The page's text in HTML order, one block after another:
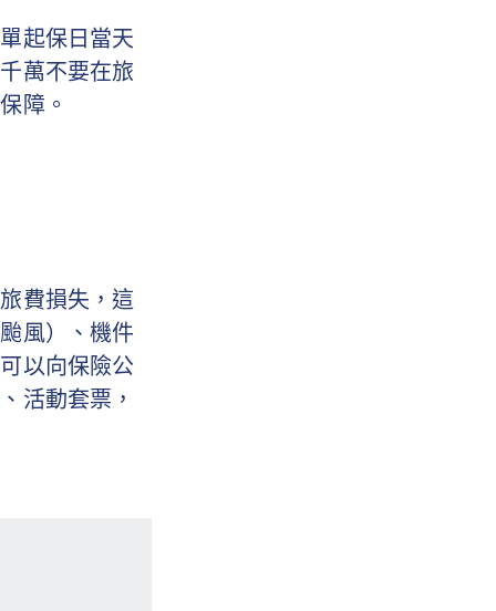
起保日當天
萬不要在旅
障。
費損失，這
風）、機件
以向保險公
活動套票，